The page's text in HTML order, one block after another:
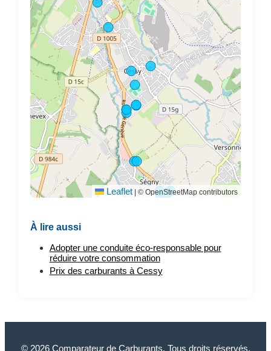
Leaflet | © OpenStreetMap contributors
À lire aussi
Adopter une conduite éco-responsable pour
réduire votre consommation
Prix des carburants à Cessy
© 2026 Comparateur de Carburants. Tous droits réservés.